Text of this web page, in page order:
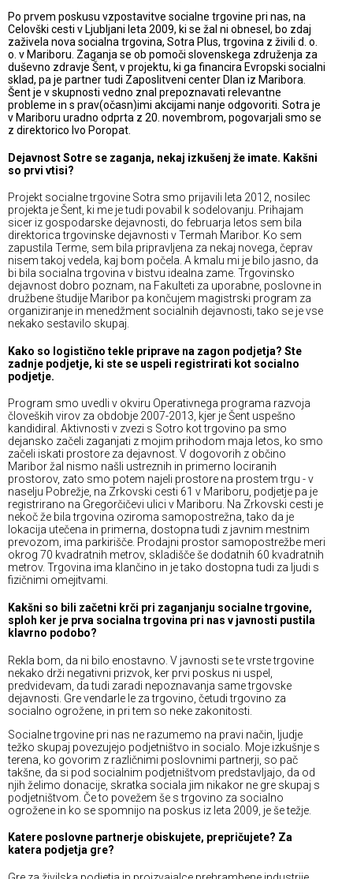
Po prvem poskusu vzpostavitve socialne trgovine pri nas, na
Celovški cesti v Ljubljani leta 2009, ki se žal ni obnesel, bo zdaj
zaživela nova socialna trgovina, Sotra Plus, trgovina z živili d. o.
o. v Mariboru. Zaganja se ob pomoči slovenskega združenja za
duševno zdravje Šent, v projektu, ki ga financira Evropski socialni
sklad, pa je partner tudi Zaposlitveni center Dlan iz Maribora.
Šent je v skupnosti vedno znal prepoznavati relevantne
probleme in s prav(očasn)imi akcijami nanje odgovoriti. Sotra je
v Mariboru uradno odprta z 20. novembrom, pogovarjali smo se
z direktorico Ivo Poropat.
Dejavnost Sotre se zaganja, nekaj izkušenj že imate. Kakšni
so prvi vtisi?
Projekt socialne trgovine Sotra smo prijavili leta 2012, nosilec
projekta je Šent, ki me je tudi povabil k sodelovanju. Prihajam
sicer iz gospodarske dejavnosti, do februarja letos sem bila
direktorica trgovinske dejavnosti v Termah Maribor. Ko sem
zapustila Terme, sem bila pripravljena za nekaj novega, čeprav
nisem takoj vedela, kaj bom počela. A kmalu mi je bilo jasno, da
bi bila socialna trgovina v bistvu idealna zame. Trgovinsko
dejavnost dobro poznam, na Fakulteti za uporabne, poslovne in
družbene študije Maribor pa končujem magistrski program za
organiziranje in menedžment socialnih dejavnosti, tako se je vse
nekako sestavilo skupaj.
Kako so logistično tekle priprave na zagon podjetja? Ste
zadnje podjetje, ki ste se uspeli registrirati kot socialno
podjetje.
Program smo uvedli v okviru Operativnega programa razvoja
človeških virov za obdobje 2007-2013, kjer je Šent uspešno
kandidiral. Aktivnosti v zvezi s Sotro kot trgovino pa smo
dejansko začeli zaganjati z mojim prihodom maja letos, ko smo
začeli iskati prostore za dejavnost. V dogovorih z občino
Maribor žal nismo našli ustreznih in primerno lociranih
prostorov, zato smo potem najeli prostore na prostem trgu - v
naselju Pobrežje, na Zrkovski cesti 61 v Mariboru, podjetje pa je
registrirano na Gregorčičevi ulici v Mariboru. Na Zrkovski cesti je
nekoč že bila trgovina oziroma samopostrežna, tako da je
lokacija utečena in primerna, dostopna tudi z javnim mestnim
prevozom, ima parkirišče. Prodajni prostor samopostrežbe meri
okrog 70 kvadratnih metrov, skladišče še dodatnih 60 kvadratnih
metrov. Trgovina ima klančino in je tako dostopna tudi za ljudi s
fizičnimi omejitvami.
Kakšni so bili začetni krči pri zaganjanju socialne trgovine,
sploh ker je prva socialna trgovina pri nas v javnosti pustila
klavrno podobo?
Rekla bom, da ni bilo enostavno. V javnosti se te vrste trgovine
nekako drži negativni prizvok, ker prvi poskus ni uspel,
predvidevam, da tudi zaradi nepoznavanja same trgovske
dejavnosti. Gre vendarle le za trgovino, četudi trgovino za
socialno ogrožene, in pri tem so neke zakonitosti.
Socialne trgovine pri nas ne razumemo na pravi način, ljudje
težko skupaj povezujejo podjetništvo in socialo. Moje izkušnje s
terena, ko govorim z različnimi poslovnimi partnerji, so pač
takšne, da si pod socialnim podjetništvom predstavljajo, da od
njih želimo donacije, skratka sociala jim nikakor ne gre skupaj s
podjetništvom. Če to povežem še s trgovino za socialno
ogrožene in ko se spomnijo na poskus iz leta 2009, je še težje.
Katere poslovne partnerje obiskujete, prepričujete? Za
katera podjetja gre?